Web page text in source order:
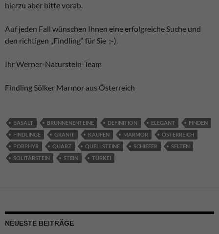
hierzu aber bitte vorab.
Auf jeden Fall wünschen Ihnen eine erfolgreiche Suche und
den richtigen „Findling“ für Sie ;-).
Ihr Werner-Naturstein-Team
Findling Sölker Marmor aus Österreich
BASALT BRUNNENENTEINE DEFINITION ELEGANT
FINDEN
FINDLINGE
GRANIT KAUFEN MARMOR
ÖSTERREICH
PORPHYR
QUARZ QUELLSTEINE SCHIEFER
SELTEN
SOLITÄRSTEIN
STEIN TÜRKEI
NEUESTE BEITRÄGE